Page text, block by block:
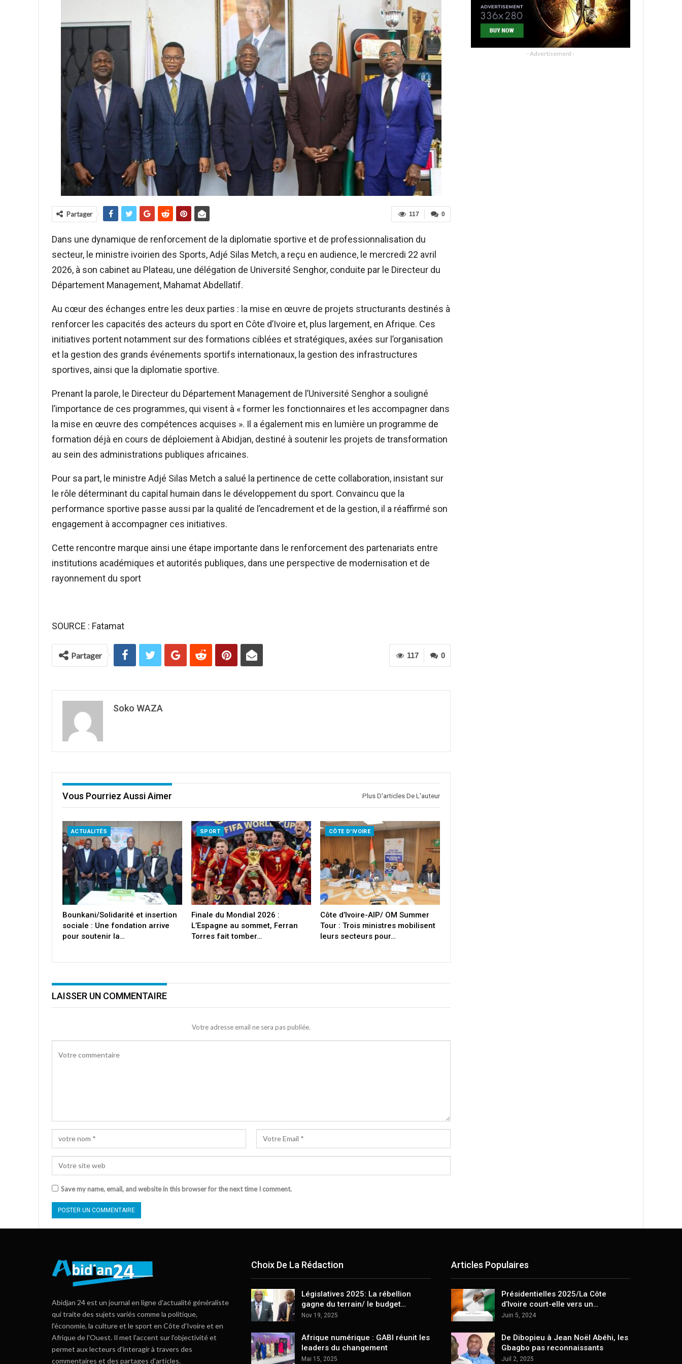
0
117
Partager
Dans une dynamique de renforcement de la diplomatie sportive et de professionnalisation du
secteur, le ministre ivoirien des Sports, Adjé Silas Metch, a reçu en audience, le mercredi 22 avril
2026, à son cabinet au Plateau, une délégation de Université Senghor, conduite par le Directeur du
Département Management, Mahamat Abdellatif.
Au cœur des échanges entre les deux parties : la mise en œuvre de projets structurants destinés à
renforcer les capacités des acteurs du sport en Côte d’Ivoire et, plus largement, en Afrique. Ces
initiatives portent notamment sur des formations ciblées et stratégiques, axées sur l’organisation
et la gestion des grands événements sportifs internationaux, la gestion des infrastructures
sportives, ainsi que la diplomatie sportive.
Prenant la parole, le Directeur du Département Management de l’Université Senghor a souligné
l’importance de ces programmes, qui visent à « former les fonctionnaires et les accompagner dans
la mise en œuvre des compétences acquises ». Il a également mis en lumière un programme de
formation déjà en cours de déploiement à Abidjan, destiné à soutenir les projets de transformation
au sein des administrations publiques africaines.
Pour sa part, le ministre Adjé Silas Metch a salué la pertinence de cette collaboration, insistant sur
le rôle déterminant du capital humain dans le développement du sport. Convaincu que la
performance sportive passe aussi par la qualité de l’encadrement et de la gestion, il a réaffirmé son
engagement à accompagner ces initiatives.
Cette rencontre marque ainsi une étape importante dans le renforcement des partenariats entre
institutions académiques et autorités publiques, dans une perspective de modernisation et de
rayonnement du sport
SOURCE : Fatamat
0
117
Partager
Soko WAZA
Vous Pourriez Aussi Aimer Plus D'articles De L'auteur
ACTUALITÉS
Bounkani/Solidarité et insertion
sociale : Une fondation arrive
pour soutenir la…
SPORT
Finale du Mondial 2026 :
L’Espagne au sommet, Ferran
Torres fait tomber…
CÔTE D'IVOIRE
Côte d’Ivoire-AIP/ OM Summer
Tour : Trois ministres mobilisent
leurs secteurs pour…
LAISSER UN COMMENTAIRE
Votre adresse email ne sera pas publiée.
Save my name, email, and website in this browser for the next time I comment.
- Advertisement -
Abidjan 24 est un journal en ligne d'actualité généraliste
qui traite des sujets variés comme la politique,
l'économie, la culture et le sport en Côte d'Ivoire et en
Afrique de l'Ouest. Il met l'accent sur l'objectivité et
permet aux lecteurs d'interagir à travers des
commentaires et des partages d'articles.
Choix De La Rédaction
Législatives 2025: La rébellion
gagne du terrain/ le budget…
Nov 19, 2025
Afrique numérique : GABI réunit les
leaders du changement
Mai 15, 2025
Articles Populaires
Présidentielles 2025/La Côte
d’Ivoire court-elle vers un…
Juin 5, 2024
De Dibopieu à Jean Noël Abéhi, les
Gbagbo pas reconnaissants
Juil 2, 2025